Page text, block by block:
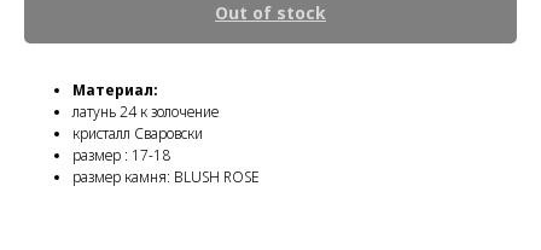
Out of stock
Материал:
латунь 24 к золочение
кристалл Сваровски
размер : 17-18
размер камня: BLUSH ROSE